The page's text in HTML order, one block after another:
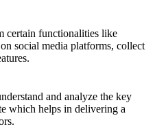
certain functionalities like
social media platforms, collect
and analyze the key
which helps in delivering a